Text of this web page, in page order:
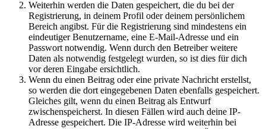
Weiterhin werden die Daten gespeichert, die du bei der
Registrierung, in deinem Profil oder deinem persönlichem
Bereich angibst. Für die Registrierung sind mindestens ein
eindeutiger Benutzername, eine E-Mail-Adresse und ein
Passwort notwendig. Wenn durch den Betreiber weitere
Daten als notwendig festgelegt wurden, so ist dies für dich
vor deren Eingabe ersichtlich.
Wenn du einen Beitrag oder eine private Nachricht erstellst,
so werden die dort eingegebenen Daten ebenfalls gespeichert.
Gleiches gilt, wenn du einen Beitrag als Entwurf
zwischenspeicherst. In diesen Fällen wird auch deine IP-
Adresse gespeichert. Die IP-Adresse wird weiterhin bei